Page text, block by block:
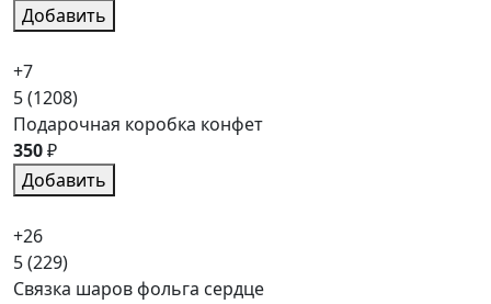
Добавить
+7
5(1208)
Подарочная коробка конфет
350₽
Добавить
+26
5(229)
Связка шаров фольга сердце